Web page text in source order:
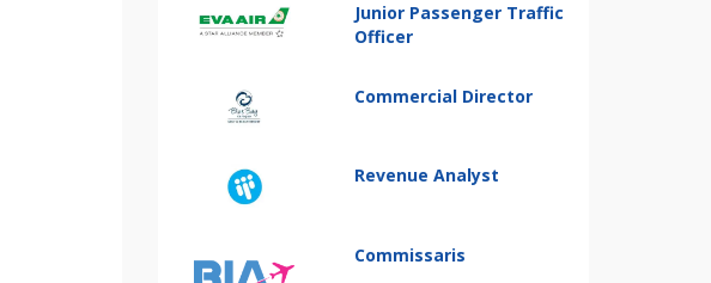
Junior Passenger Traffic
Officer
Commercial Director
Revenue Analyst
Commissaris